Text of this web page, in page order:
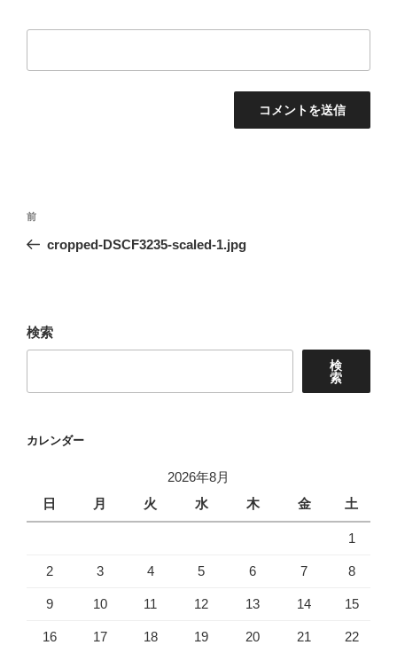
投
ナ
ー
シ
前
の
前
cropped-DSCF3235-scaled-1.jpg
検索
検
索
カレンダー
2026年8月
日
月 火 水 木 金 土
1
2 3 4 5 6 7 8
9 10 11 12 13 14 15
16 17 18 19 20 21 22